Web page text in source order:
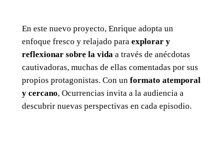
En este nuevo proyecto, Enrique adopta un
enfoque fresco y relajado para explorar y
reflexionar sobre la vidaa través de anécdotas
cautivadoras, muchas de ellas comentadas por sus
propios protagonistas. Con un formato atemporal
y cercano, Ocurrencias invita a la audiencia a
descubrir nuevas perspectivas en cada episodio.